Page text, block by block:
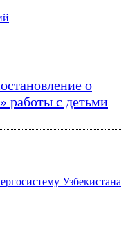
о
работы с детьми
Узбекистана